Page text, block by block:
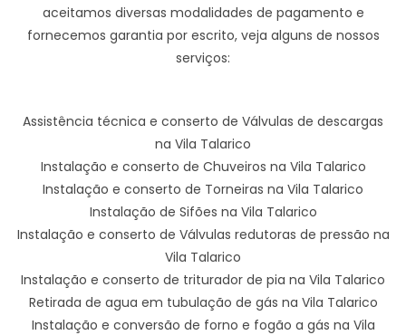
aceitamos diversas modalidades de pagamento e
fornecemos garantia por escrito, veja alguns de nossos
serviços:
Assistência técnica e conserto de Válvulas de descargas
na Vila Talarico
Instalação e conserto de Chuveiros na Vila Talarico
Instalação e conserto de Torneiras na Vila Talarico
Instalação de Sifões na Vila Talarico
Instalação e conserto de Válvulas redutoras de pressão na
Vila Talarico
Instalação e conserto de triturador de pia na Vila Talarico
Retirada de agua em tubulação de gás na Vila Talarico
Instalação e conversão de forno e fogão a gás na Vila